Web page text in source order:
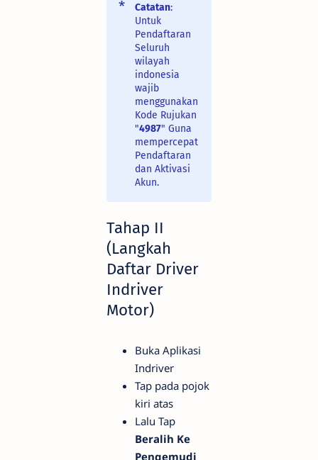
Catatan:
Untuk
Pendaftaran
Seluruh
wilayah
indonesia
wajib
menggunakan
Kode Rujukan
"4987" Guna
mempercepat
Pendaftaran
dan Aktivasi
Akun.
Tahap II
(Langkah
Daftar Driver
Indriver
Motor)
Buka Aplikasi
Indriver
Tap pada pojok
kiri atas
Lalu Tap
Beralih Ke
Pengemudi